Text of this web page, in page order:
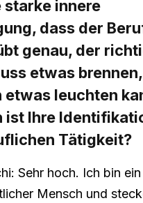
starke innere
dass der
genau, der
etwas
etwas leuchten
ist Ihre
Tätigkeit?
Sehr hoch. Ich bin ein
Mensch und